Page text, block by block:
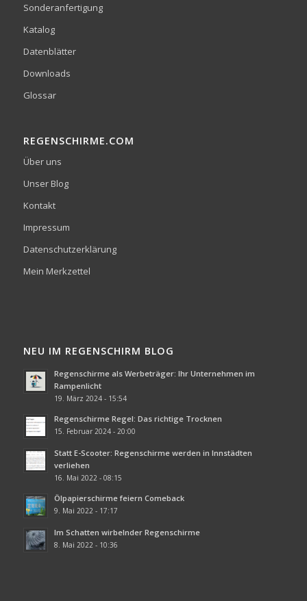
Sonderanfertigung
Katalog
Datenblätter
Downloads
Glossar
REGENSCHIRME.COM
Über uns
Unser Blog
Kontakt
Impressum
Datenschutzerklärung
Mein Merkzettel
NEU IM REGENSCHIRM BLOG
Regenschirme als Werbeträger: Ihr Unternehmen im
Rampenlicht
19. März 2024 - 15:54
Regenschirme Regel: Das richtige Trocknen
15. Februar 2024 - 20:00
Statt E-Scooter: Regenschirme werden in Innstädten
verliehen
16. Mai 2022 - 08:15
Ölpapierschirme feiern Comeback
9. Mai 2022 - 17:17
Im Schatten wirbelnder Regenschirme
8. Mai 2022 - 10:36